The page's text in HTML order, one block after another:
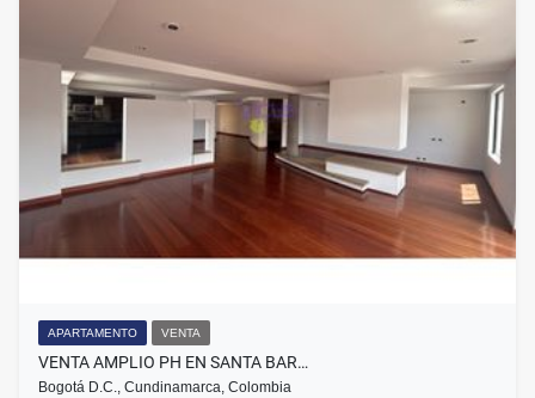
APARTAMENTO VENTA
VENTA AMPLIO PH EN SANTA BAR…
Bogotá D.C., Cundinamarca, Colombia